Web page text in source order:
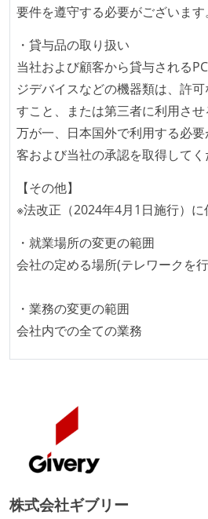
職業安定法に対応する記載
固定残業時間：月45時間分
【フレックスタイム制を適応
フレックスタイム制の所定労
当
休憩時間：1時間
休日制度：完全週休2日制（土
給与形態：月給制
労働契約期間：無期雇用
社会保険：各種社会保険完備
生年金）
置）
要件を遵守する必要がございます。
・貸与品の取り扱い
当社および顧客から貸与される
ジデバイスなどの機器類は、許
すこと、または第三者に利用させ
万が一、日本国外で利用する必
客および当社の承認を取得してく
【その他】
※法改正（2024年4月1日施行）
・就業場所の変更の範囲
会社の定める場所(テレワークを
・業務の変更の範囲
会社内での全ての業務
株式会社ギブリー